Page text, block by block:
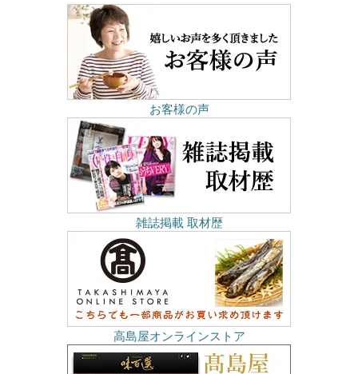
お客様の声
雑誌掲載 取材歴
高島屋オンラインストア